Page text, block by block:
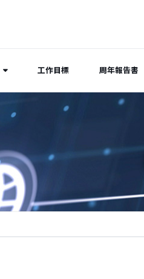
工作目標 周年報告書